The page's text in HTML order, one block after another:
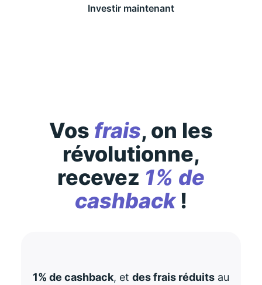
Investir maintenant
Vos frais, on les
révolutionne,
recevez 1% de
cashback!
1% de cashback, et des frais réduits au